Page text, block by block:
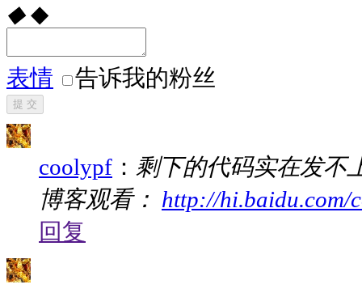
◆ ◆
表情 告诉我的粉丝
提 交
coolypf ： 剩下的代码实在发不
博客观看： http://hi.baidu.com/
回复